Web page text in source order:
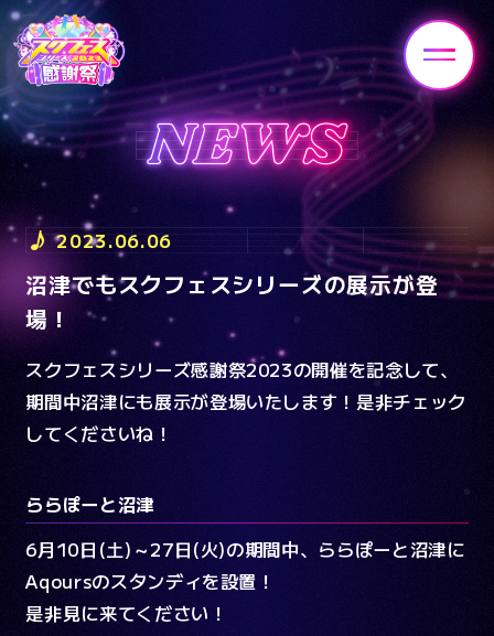
HOME NEWS
ENTRANCE STAGE
GOODS ATTRACTION
FAQ
スクフェス2公式Twitter
スクスタ公式Twitter
2023.06.06
沼津でもスクフェスシリーズの展示が登
場！
スクフェスシリーズ感謝祭2023の開催を記念して、
期間中沼津にも展示が登場いたします！是非チェック
してくださいね！
ららぽーと沼津
6月10日(土)～27日(火)の期間中、ららぽーと沼津に
Aqoursのスタンディを設置！
是非見に来てください！